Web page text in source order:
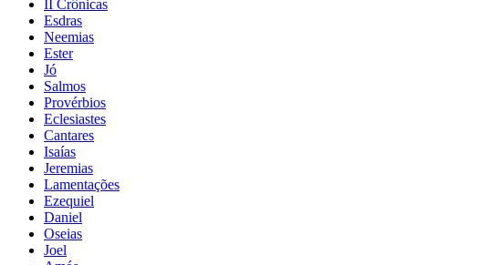
II Crônicas
Esdras
Neemias
Ester
Jó
Salmos
Provérbios
Eclesiastes
Cantares
Isaías
Jeremias
Lamentações
Ezequiel
Daniel
Oseias
Joel